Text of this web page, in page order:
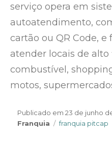
serviço opera em
autoatendimento,
cartão ou QR Code,
atender locais de
combustível,
motos,
Publicado em23 de junho
Franquia
Tags
franquia pitcap